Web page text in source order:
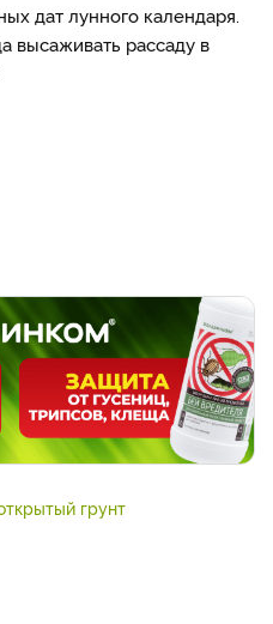
дат лунного календаря.
высаживать рассаду в